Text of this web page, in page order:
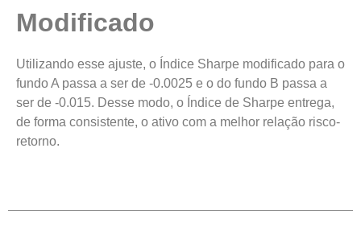
Modificado
Utilizando esse ajuste, o Índice Sharpe modificado para o
fundo A passa a ser de -0.0025 e o do fundo B passa a
ser de -0.015. Desse modo, o Índice de Sharpe entrega,
de forma consistente, o ativo com a melhor relação risco-
retorno.